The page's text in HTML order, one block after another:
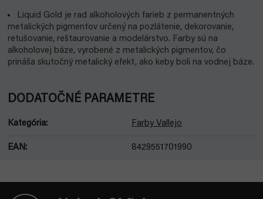
Liquid Gold je rad alkoholových farieb z permanentných
metalických pigmentov určený na pozlátenie, dekorovanie,
retušovanie, reštaurovanie a modelárstvo. Farby sú na
alkoholovej báze, vyrobené z metalických pigmentov, čo
prináša skutočný metalický efekt, ako keby boli na vodnej báze.
DODATOČNÉ PARAMETRE
Kategória: Farby Vallejo
EAN: 8429551701990